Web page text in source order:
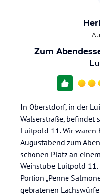
Zum
In Oberstdorf, in der
Walserstraße, befindet
Luitpold 11. Wir waren
Augustabend zum
schönen Platz an
Weinstube Luitpold
Portion „Penne
gebratenen